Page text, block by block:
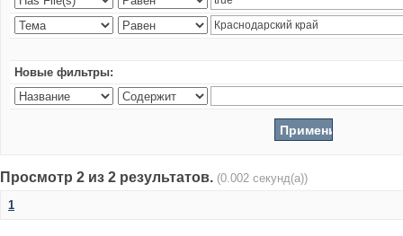
Новые фильтры:
Просмотр 2 из 2 результатов. (0.002 секунд(а))
1